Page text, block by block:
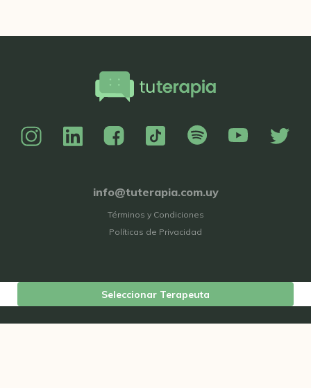
Seleccionar Terapeuta
info@tuterapia.com.uy
Términos y Condiciones
Políticas de Privacidad